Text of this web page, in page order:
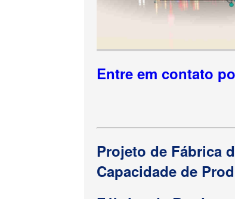
Entre em contato
Projeto de Fábrica
Capacidade de